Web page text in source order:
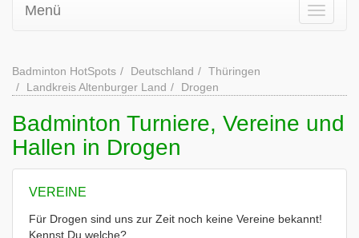
Menü
Badminton HotSpots Deutschland
Thüringen
Landkreis Altenburger Land
Drogen
Badminton Turniere, Vereine und
Hallen in Drogen
VEREINE
Für Drogen sind uns zur Zeit noch keine Vereine bekannt!
Kennst Du welche?